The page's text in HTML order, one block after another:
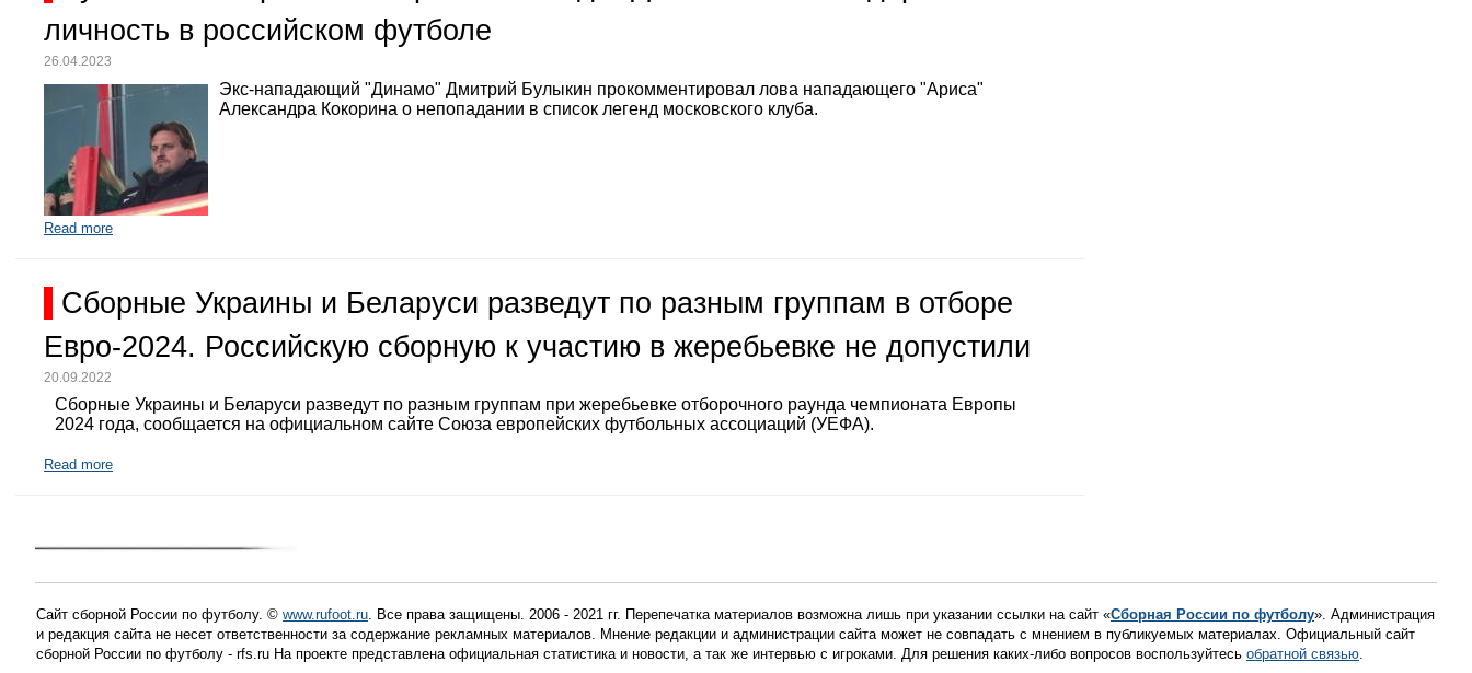
личность в российском футболе
26.04.2023
Экс-нападающий "Динамо" Дмитрий Булыкин прокомментировал лова нападающего "Ариса"
Александра Кокорина о непопадании в список легенд московского клуба.
Read more
Сборные Украины и Беларуси разведут по разным группам в отборе
Евро-2024. Российскую сборную к участию в жеребьевке не допустили
20.09.2022
Сборные Украины и Беларуси разведут по разным группам при жеребьевке отборочного раунда чемпионата Европы
2024 года, сообщается на официальном сайте Союза европейских футбольных ассоциаций (УЕФА).
Read more
Сайт сборной России по футболу. © www.rufoot.ru. Все права защищены. 2006 - 2021 гг. Перепечатка материалов возможна лишь при указании ссылки на сайт «Сборная России по футболу». Администрация
и редакция сайта не несет ответственности за содержание рекламных материалов. Мнение редакции и администрации сайта может не совпадать с мнением в публикуемых материалах. Официальный сайт
сборной России по футболу - rfs.ru На проекте представлена официальная статистика и новости, а так же интервью с игроками. Для решения каких-либо вопросов воспользуйтесь обратной связью.